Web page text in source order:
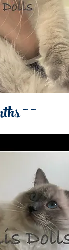
~ ~